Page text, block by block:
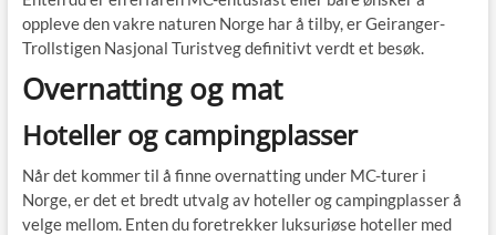
oppleve den vakre naturen Norge har å tilby, er Geiranger-
Trollstigen Nasjonal Turistveg definitivt verdt et besøk.
Overnatting og mat
Hoteller og campingplasser
Når det kommer til å finne overnatting under MC-turer i
Norge, er det et bredt utvalg av hoteller og campingplasser å
velge mellom. Enten du foretrekker luksuriøse hoteller med